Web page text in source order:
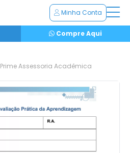
Minha Conta
Compre Aqui
Prime Assessoria Acadêmica